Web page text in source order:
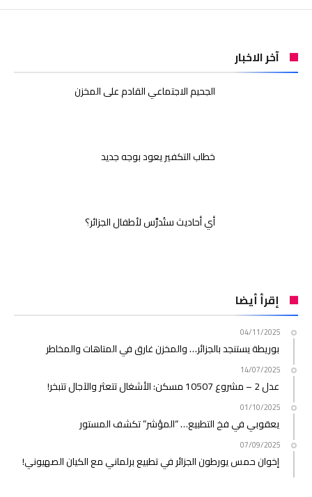
آخر الاخبار
الجحيم الاجتماعي القادم على المخزن
خطاب التكفير يعود بوجه جديد
أي أحاديث ستُدرَّس لأطفال الجزائر؟
إقرأ أيضا
04/11/2025
بوريطة يستنجد بالجزائر… والمخزن غارق في المتاهات والمخاطر
14/07/2025
عدل 2 – مشروع 10507 مسكن: الأشغال تتعثر والآجال تتبخر!
01/10/2025
يعقوبي في فخ التطبيع… “المؤشر” تكشف المستور
07/09/2025
إخوان حمس يورطون الجزائر في تطبيع برلماني مع الكيان الصهيوني!